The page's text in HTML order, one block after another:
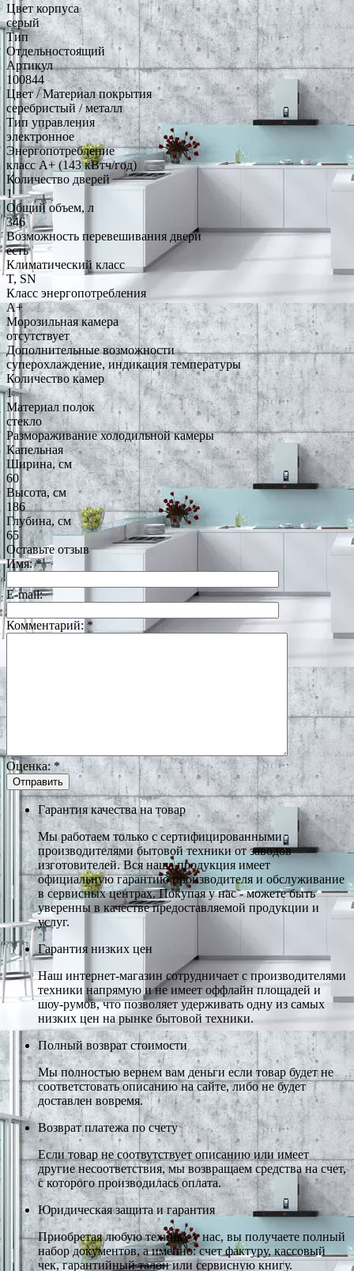
Цвет корпуса
серый
Тип
Отдельностоящий
Артикул
100844
Цвет / Материал покрытия
серебристый / металл
Тип управления
электронное
Энергопотребление
класс A+ (143 кВтч/год)
Количество дверей
1
Общий объем, л
346
Возможность перевешивания двери
есть
Климатический класс
T, SN
Класс энергопотребления
A+
Морозильная камера
отсутствует
Дополнительные возможности
суперохлаждение, индикация температуры
Количество камер
1
Материал полок
стекло
Размораживание холодильной камеры
Капельная
Ширина, см
60
Высота, см
186
Глубина, см
65
Оставьте отзыв
Имя:*
E-mail:
Комментарий: *
Оценка: *
Гарантия качества на товар
Мы работаем только с сертифицированными
производителями бытовой техники от заводов
изготовителей. Вся наша продукция имеет
официальную гарантию производителя и обслуживание
в сервисных центрах. Покупая у нас - можете быть
уверенны в качестве предоставляемой продукции и
услуг.
Гарантия низких цен
Наш интернет-магазин сотрудничает с производителями
техники напрямую и не имеет оффлайн площадей и
шоу-румов, что позволяет удерживать одну из самых
низких цен на рынке бытовой техники.
Полный возврат стоимости
Мы полностью вернем вам деньги если товар будет не
соответстовать описанию на сайте, либо не будет
доставлен вовремя.
Возврат платежа по счету
Если товар не соотвутствует описанию или имеет
другие несоответствия, мы возвращаем средства на счет,
с которого производилась оплата.
Юридическая защита и гарантия
Приобретая любую технику у нас, вы получаете полный
набор документов, а именно: счет фактуру, кассовый
чек, гарантийный талон или сервисную книгу.